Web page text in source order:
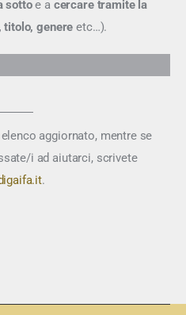
sottoe a cercare tramite la
titolo, genere etc…).
aggiornato, mentre se
i ad aiutarci, scrivete
.